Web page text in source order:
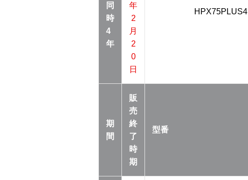
同
時
4
年
年
2
月
2
0
日
HPX75PLUS4
期
間
販
売
終
了
時
期
型番